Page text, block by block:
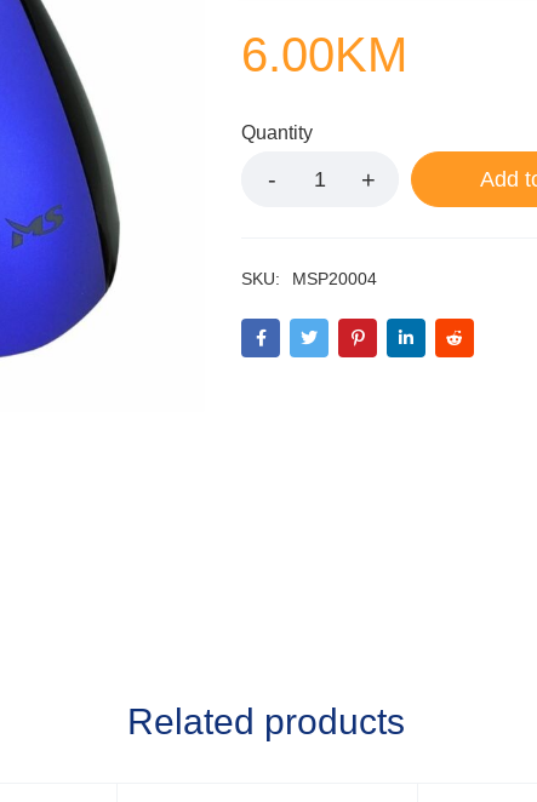
6.00KM
Quantity
Add
SKU: MSP20004
Related products